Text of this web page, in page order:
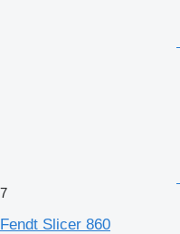
7
Fendt Slicer 860